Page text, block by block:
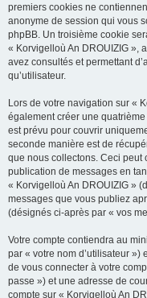
premiers cookies ne
anonyme de session qui vous
phpBB. Un troisième cookie
« Korvigelloù An DROUIZIG »,
avez consultés et permettant
qu’utilisateur.
Lors de votre navigation sur «
également créer une
est prévu pour couvrir
seconde manière est de
que nous collectons. Ceci
publication de messages en
« Korvigelloù An DROUIZIG »
messages que vous publiez
(désignés ci-après par « vos
Votre compte contiendra au
par « votre nom d’utilisateur »)
de vous connecter à votre
passe ») et une adresse de
compte sur « Korvigelloù An